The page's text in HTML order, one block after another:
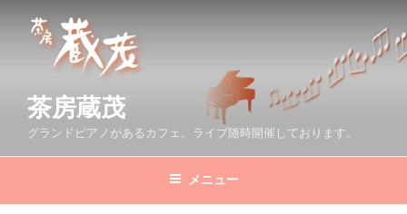
キ
プ
茶房蔵茂
グランドピアノがあるカフェ。ライブ随時開催しております。
メニュー